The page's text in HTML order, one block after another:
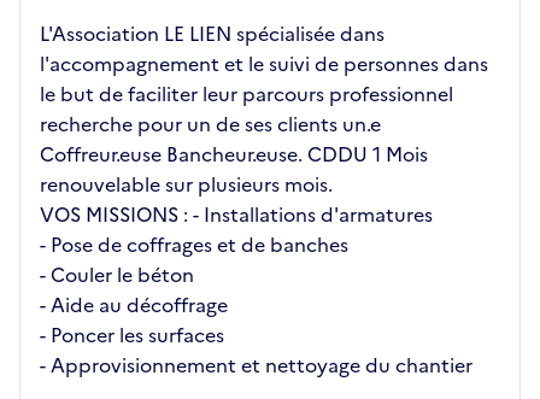
L'Association LE LIEN spécialisée dans
l'accompagnement et le suivi de personnes dans
le but de faciliter leur parcours professionnel
recherche pour un de ses clients un.e
Coffreur.euse Bancheur.euse. CDDU 1 Mois
renouvelable sur plusieurs mois.
VOS MISSIONS : - Installations d'armatures
- Pose de coffrages et de banches
- Couler le béton
- Aide au décoffrage
- Poncer les surfaces
- Approvisionnement et nettoyage du chantier